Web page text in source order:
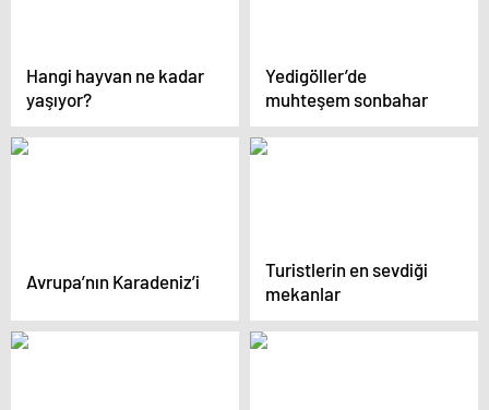
Hangi hayvan ne kadar
yaşıyor?
Yedigöller’de
muhteşem sonbahar
Avrupa’nın Karadeniz’i
Turistlerin en sevdiği
mekanlar